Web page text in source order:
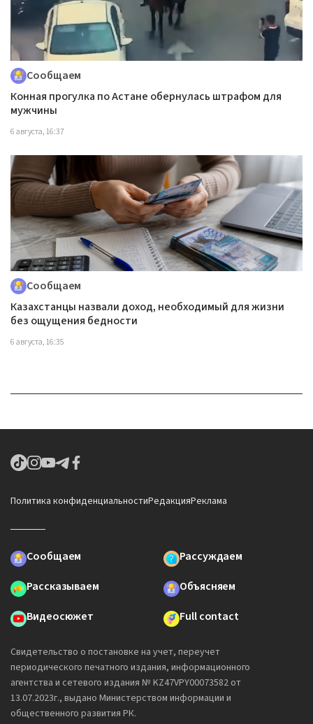
Сообщаем
Конная прогулка по Астане обернулась штрафом для
мужчины
6 августа, 16:37
Сообщаем
Казахстанцы назвали доход, необходимый для жизни
без ощущения бедности
6 августа, 16:35
Политика конфиденциальностиРедакцияРеклама
Сообщаем
Рассуждаем
Рассказываем
Объясняем
Видеосюжет
Full contact
Свидетельство о постановке на учет, переучет
периодического печатного издания, информационного
агентства и сетевого издания № KZ47VPY00073582 от
13.07.2023г., выдано Министерством информации и
общественного развития РК.